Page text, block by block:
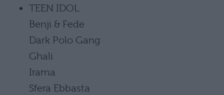
TEEN IDOL
Benji & Fede
Dark Polo Gang
Ghali
Irama
Sfera Ebbasta